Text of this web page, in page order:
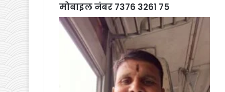
मोबाइल नंबर 7376 3261 75